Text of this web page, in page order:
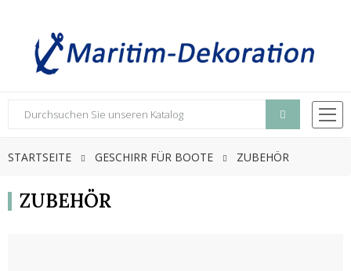
STARTSEITE GESCHIRR FÜR BOOTE ZUBEHÖR
ZUBEHÖR